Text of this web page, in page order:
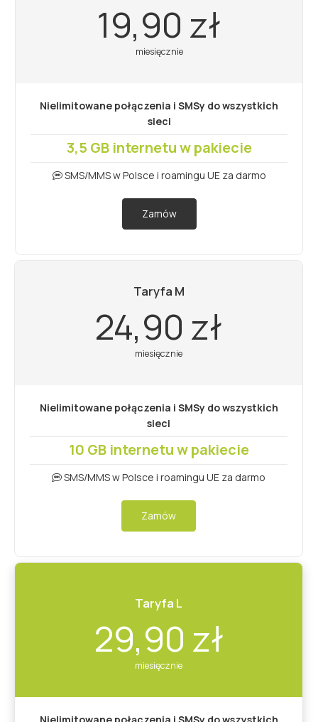
19,90 zł
miesięcznie
Nielimitowane połączenia i SMSy do wszystkich
sieci
3,5 GB internetu w pakiecie
SMS/MMS w Polsce i roamingu UE za darmo
Zamów
Taryfa M
24,90 zł
miesięcznie
Nielimitowane połączenia i SMSy do wszystkich
sieci
10 GB internetu w pakiecie
SMS/MMS w Polsce i roamingu UE za darmo
Zamów
Taryfa L
29,90 zł
miesięcznie